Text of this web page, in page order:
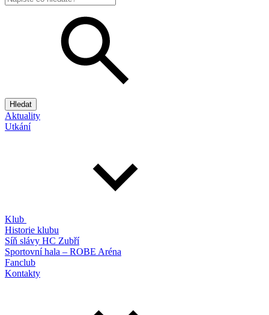
Hledat
Aktuality
Utkání
Klub
Historie klubu
Síň slávy HC Zubří
Sportovní hala – ROBE Aréna
Fanclub
Kontakty